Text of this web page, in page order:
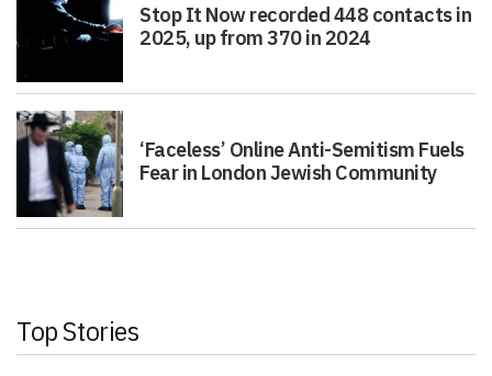
Stop It Now recorded 448 contacts in
2025, up from 370 in 2024
‘Faceless’ Online Anti-Semitism Fuels
Fear in London Jewish Community
Top Stories